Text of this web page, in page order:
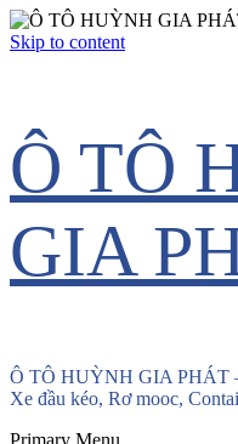
Skip to content
Ô TÔ
GIA
Ô TÔ HUỲNH GIA PHÁT
Xe đầu kéo, Rơ mooc,
Primary Menu